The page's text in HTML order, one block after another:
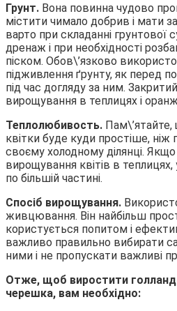
Грунт. Вона повинна чудово
містити чимало добрив і мати
варто при складанні
дренаж і при необхідності
піском. Обов\’язково
підживлення ґрунту, як перед
під час догляду за ним.
вирощування в теплицях і
Теплолюбивость.
квітки буде куди простіше, ніж
своєму холодному ділянці.
вирощування квітів в
по більшій частині.
Спосіб вирощування.
живцювання. Він найбільш
користується попитом і
важливо правильно вибирати
ними і не пропускати важливі
Отже, щоб виростити
черешка, вам необхідно: